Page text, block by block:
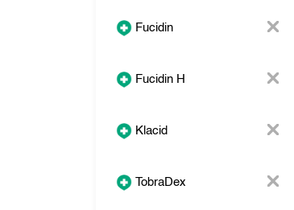
Fucidin
Fucidin H
Klacid
TobraDex